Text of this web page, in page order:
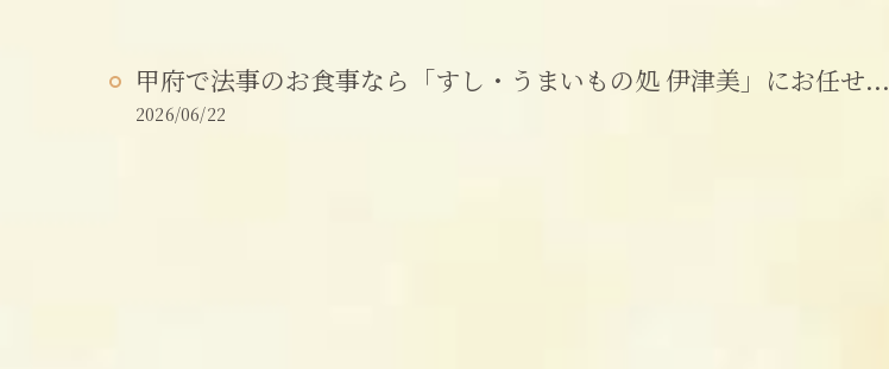
甲府で法事のお食事なら「すし・うまいもの処 伊津美」にお任せ...
2026/06/22